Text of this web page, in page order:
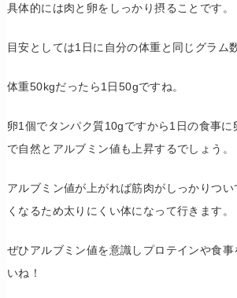
具体的には肉と卵をしっかり摂ることです。
目安としては1日に自分の体重と同じグラム
体重50kgだったら1日50gですね。
卵1個でタンパク質10gですから1日の食事に
で自然とアルブミン値も上昇するでしょう。
アルブミン値が上がれば筋肉がしっかりつ
くなるため太りにくい体になって行きます。
ぜひアルブミン値を意識しプロテインや食事
いね！